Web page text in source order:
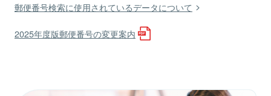
郵便番号検索に使用されているデータについて
2025年度版郵便番号の変更案内